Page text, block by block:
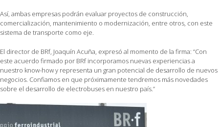
Así, ambas empresas podrán evaluar proyectos de construcción,
comercialización, mantenimiento o modernización, entre otros, con este
sistema de transporte como eje.
El director de BRf, Joaquín Acuña, expresó al momento de la firma: “Con
este acuerdo firmado por BRf incorporamos nuevas experiencias a
nuestro know-how y representa un gran potencial de desarrollo de nuevos
negocios. Confiamos en que próximamente tendremos más novedades
sobre el desarrollo de electrobuses en nuestro país.”